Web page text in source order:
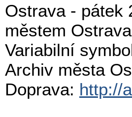
Ostrava - pátek
městem
Variabilní
Archiv města
Doprava: http://